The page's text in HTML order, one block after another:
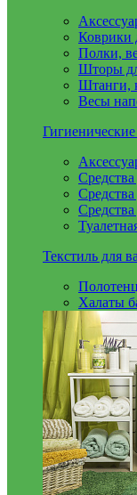
Коврики
Полки,
Шторы
Штанги,
Весы
Текстиль для
Халаты